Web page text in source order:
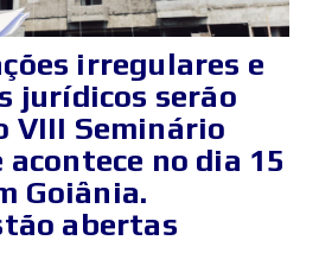
irregulares e
jurídicos serão
VIII Seminário
no dia 15
Goiânia.
abertas